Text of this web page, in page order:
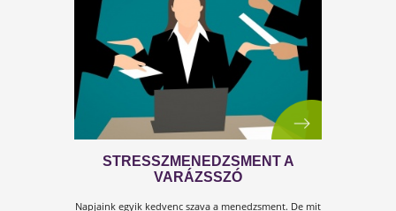
KULCS A HORMONOKHOZ
ELŐADÁS 1. RÉSZ